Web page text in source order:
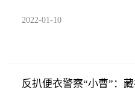
2022-01-10
反扒便衣警察“小曹”：